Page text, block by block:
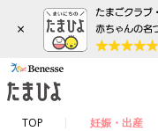
×
TOP 妊娠・出産